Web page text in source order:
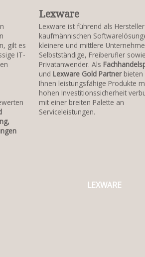
gilt es
IT-
Lexware
Lexware ist führend als
kaufmännischen
kleinere und mittlere
Selbstständige, Freiberufler sowie
Privatanwender. Als
und Lexware Gold Partnerbieten
Ihnen leistungsfähige Produkte
hohen Investitionssicherheit
mit einer breiten Palette an
Serviceleistungen.
LEXWARE